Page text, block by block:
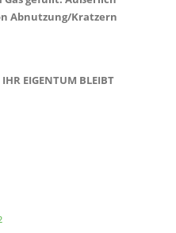
Abnutzung/Kratzern
IHR EIGENTUM BLEIBT